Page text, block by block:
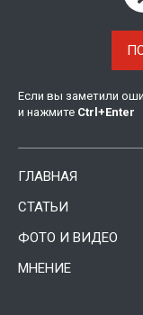
Если вы заметили
и нажмите Ctrl +Enter
ГЛАВНАЯ
СТАТЬИ
ФОТО И ВИДЕО
МНЕНИЕ